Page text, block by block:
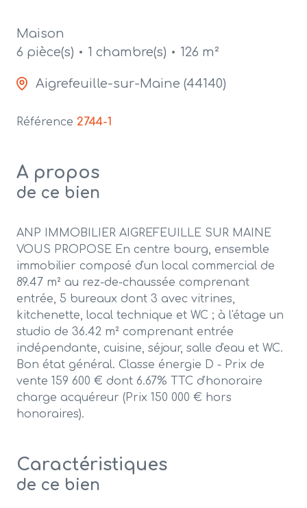
Maison
6 pièce(s)
1 chambre(s) 126 m²
Aigrefeuille-sur-Maine (44140)
Référence 2744-1
A propos
de ce bien
ANP IMMOBILIER AIGREFEUILLE SUR MAINE
VOUS PROPOSE En centre bourg, ensemble
immobilier composé d'un local commercial de
89.47 m² au rez-de-chaussée comprenant
entrée, 5 bureaux dont 3 avec vitrines,
kitchenette, local technique et WC ; à l'étage un
studio de 36.42 m² comprenant entrée
indépendante, cuisine, séjour, salle d'eau et WC.
Bon état général. Classe énergie D - Prix de
vente 159 600 € dont 6.67% TTC d'honoraire
charge acquéreur (Prix 150 000 € hors
honoraires).
Caractéristiques
de ce bien